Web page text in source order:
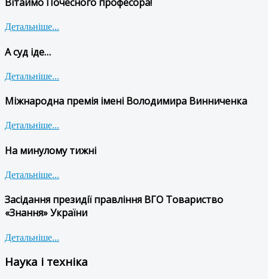
Детальніше...
А суд іде…
Детальніше...
Міжнародна премія імені Володимира Винниченка
Детальніше...
На минулому тижні
Детальніше...
Засідання президії правління ВГО Товариство
«Знання» України
Детальніше...
Наука і техніка